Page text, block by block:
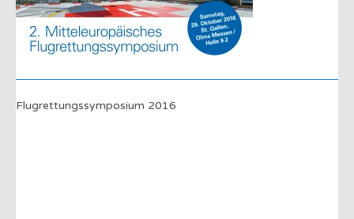
Flugrettungssymposium 2016